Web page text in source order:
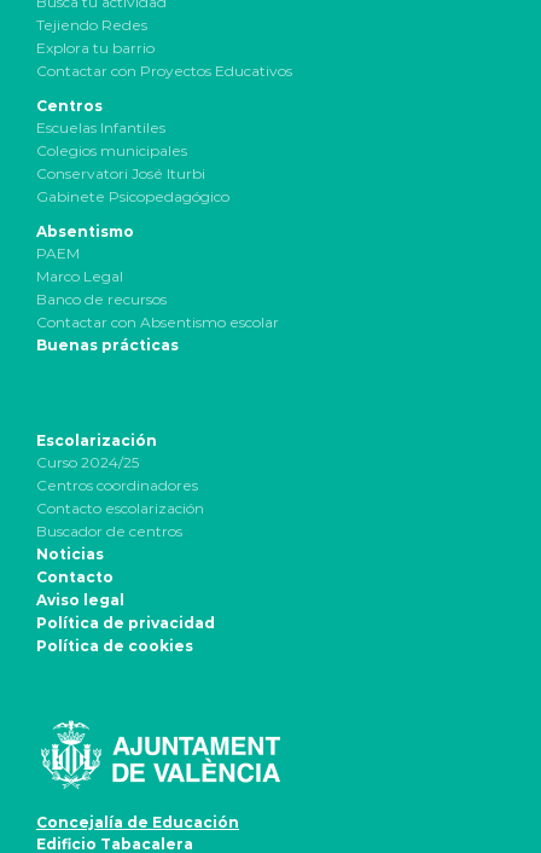
Tejiendo Redes
Explora tu barrio
Contactar con Proyectos Educativos
Centros
Escuelas Infantiles
Colegios municipales
Conservatori José Iturbi
Gabinete Psicopedagógico
Absentismo
PAEM
Marco Legal
Banco de recursos
Contactar con Absentismo escolar
Buenas prácticas
Escolarización
Curso 2024/25
Centros coordinadores
Contacto escolarización
Buscador de centros
Noticias
Contacto
Aviso legal
Política de privacidad
Política de cookies
Concejalía de Educación
Edificio Tabacalera